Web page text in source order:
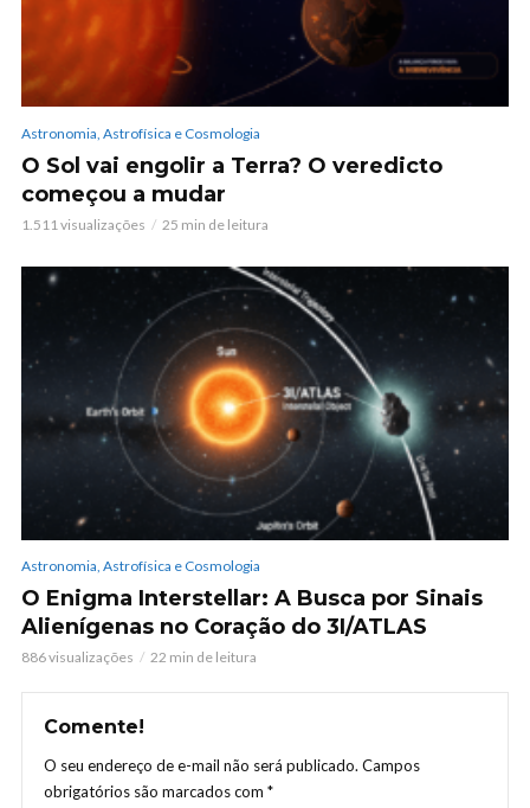
Astronomia, Astrofísica e Cosmologia
O Sol vai engolir a Terra? O veredicto
começou a mudar
1.511 visualizações 25 min de leitura
Astronomia, Astrofísica e Cosmologia
O Enigma Interstellar: A Busca por Sinais
Alienígenas no Coração do 3I/ATLAS
886 visualizações 22 min de leitura
Comente!
O seu endereço de e-mail não será publicado. Campos
obrigatórios são marcados com *